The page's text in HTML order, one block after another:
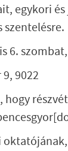
egykori
6.
9022
hogy